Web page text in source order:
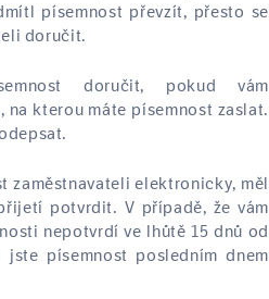
písemnost převzít, přesto se
doručit.
doručit, pokud vám
na kterou máte písemnost zaslat.
zaměstnavateli elektronicky, měl
potvrdit. V případě, že vám
nepotvrdí ve lhůtě 15 dnů od
písemnost posledním dnem